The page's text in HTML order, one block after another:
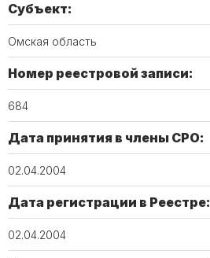
Субъект:
Омская область
Номер реестровой записи:
684
Дата принятия в члены СРО:
02.04.2004
Дата регистрации в Реестре:
02.04.2004